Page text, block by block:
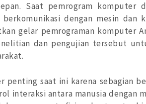
Saat pemrogram
dengan mesin dan
gelar pemrograman komputer
dan pengujian tersebut
penting saat ini karena sebagian
interaksi antara manusia dengan